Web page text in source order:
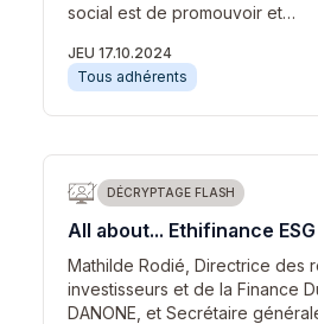
social est de promouvoir et…
JEU 17.10.2024
Tous adhérents
DÉCRYPTAGE FLASH
All about... Ethifinance
Mathilde Rodié, Directrice des
investisseurs et de la Finance
DANONE, et Secrétaire